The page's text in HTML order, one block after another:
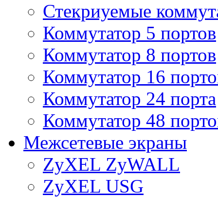
Стекриуемые
Коммутатор 5 портов
Коммутатор 8 портов
Коммутатор 16
Коммутатор 24 порта
Коммутатор 48
Межсетевые экраны
ZyXEL ZyWALL
ZyXEL USG